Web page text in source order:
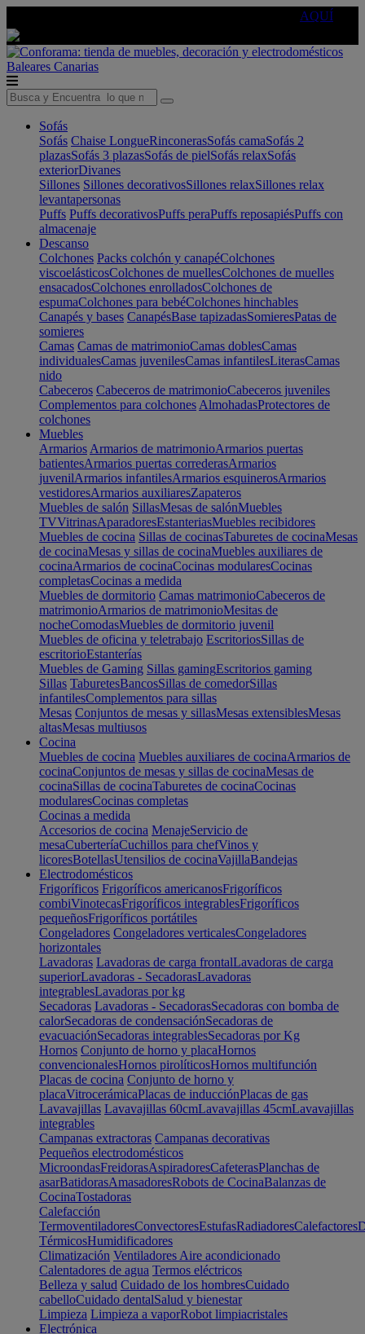
AQUÍ
Baleares Canarias
Sofás
Sofás Chaise LongueRinconerasSofás camaSofás 2
plazasSofás 3 plazasSofás de pielSofás relaxSofás
exteriorDivanes
Sillones Sillones decorativosSillones relaxSillones relax
levantapersonas
Puffs Puffs decorativosPuffs peraPuffs reposapiésPuffs con
almacenaje
Descanso
Colchones Packs colchón y canapéColchones
viscoelásticosColchones de muellesColchones de muelles
ensacadosColchones enrolladosColchones de
espumaColchones para bebéColchones hinchables
Canapés y bases CanapésBase tapizadasSomieresPatas de
somieres
Camas Camas de matrimonioCamas doblesCamas
individualesCamas juvenilesCamas infantilesLiterasCamas
nido
Cabeceros Cabeceros de matrimonioCabeceros juveniles
Complementos para colchones AlmohadasProtectores de
colchones
Muebles
Armarios Armarios de matrimonioArmarios puertas
batientesArmarios puertas correderasArmarios
juvenilArmarios infantilesArmarios esquinerosArmarios
vestidoresArmarios auxiliaresZapateros
Muebles de salón SillasMesas de salónMuebles
TVVitrinasAparadoresEstanteriasMuebles recibidores
Muebles de cocina Sillas de cocinasTaburetes de cocinaMesas
de cocinaMesas y sillas de cocinaMuebles auxiliares de
cocinaArmarios de cocinaCocinas modularesCocinas
completasCocinas a medida
Muebles de dormitorio Camas matrimonioCabeceros de
matrimonioArmarios de matrimonioMesitas de
nocheComodasMuebles de dormitorio juvenil
Muebles de oficina y teletrabajo EscritoriosSillas de
escritorioEstanterías
Muebles de Gaming Sillas gamingEscritorios gaming
Sillas TaburetesBancosSillas de comedorSillas
infantilesComplementos para sillas
Mesas Conjuntos de mesas y sillasMesas extensiblesMesas
altasMesas multiusos
Cocina
Muebles de cocina Muebles auxiliares de cocinaArmarios de
cocinaConjuntos de mesas y sillas de cocinaMesas de
cocinaSillas de cocinaTaburetes de cocinaCocinas
modularesCocinas completas
Cocinas a medida
Accesorios de cocina MenajeServicio de
mesaCuberteríaCuchillos para chefVinos y
licoresBotellasUtensilios de cocinaVajillaBandejas
Electrodomésticos
Frigoríficos Frigoríficos americanosFrigoríficos
combiVinotecasFrigoríficos integrablesFrigoríficos
pequeñosFrigoríficos portátiles
Congeladores Congeladores verticalesCongeladores
horizontales
Lavadoras Lavadoras de carga frontalLavadoras de carga
superiorLavadoras - SecadorasLavadoras
integrablesLavadoras por kg
Secadoras Lavadoras - SecadorasSecadoras con bomba de
calorSecadoras de condensaciónSecadoras de
evacuaciónSecadoras integrablesSecadoras por Kg
Hornos Conjunto de horno y placaHornos
convencionalesHornos pirolíticosHornos multifunción
Placas de cocina Conjunto de horno y
placaVitrocerámicaPlacas de inducciónPlacas de gas
Lavavajillas Lavavajillas 60cmLavavajillas 45cmLavavajillas
integrables
Campanas extractoras Campanas decorativas
Pequeños electrodomésticos
MicroondasFreidorasAspiradoresCafeterasPlanchas de
asarBatidorasAmasadoresRobots de CocinaBalanzas de
CocinaTostadoras
Calefacción
TermoventiladoresConvectoresEstufasRadiadoresCalefactores
TérmicosHumidificadores
Climatización Ventiladores Aire acondicionado
Calentadores de agua Termos eléctricos
Belleza y salud Cuidado de los hombresCuidado
cabelloCuidado dentalSalud y bienestar
Limpieza Limpieza a vaporRobot limpiacristales
Electrónica